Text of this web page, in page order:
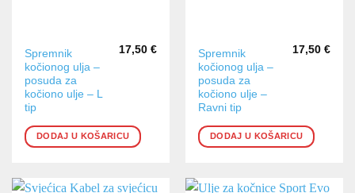
Spremnik
kočionog ulja –
posuda za
kočiono ulje – L
tip
17,50 €
DODAJ U KOŠARICU
Spremnik
kočionog ulja –
posuda za
kočiono ulje –
Ravni tip
17,50 €
DODAJ U KOŠARICU